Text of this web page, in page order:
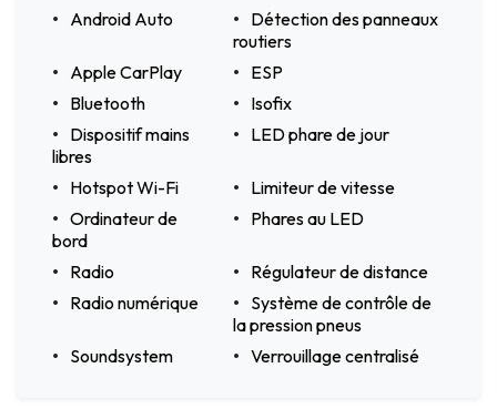
Android Auto
Détection des panneaux
routiers
Apple CarPlay
ESP
Bluetooth
Isofix
Dispositif mains
libres
LED phare de jour
Hotspot Wi-Fi
Limiteur de vitesse
Ordinateur de
bord
Phares au LED
Radio
Régulateur de distance
Radio numérique
Système de contrôle de
la pression pneus
Soundsystem
Verrouillage centralisé